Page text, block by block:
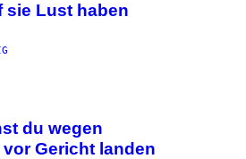
sie Lust haben
du wegen
Gericht landen